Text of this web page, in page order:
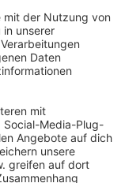
Sie der
dieses
Video)